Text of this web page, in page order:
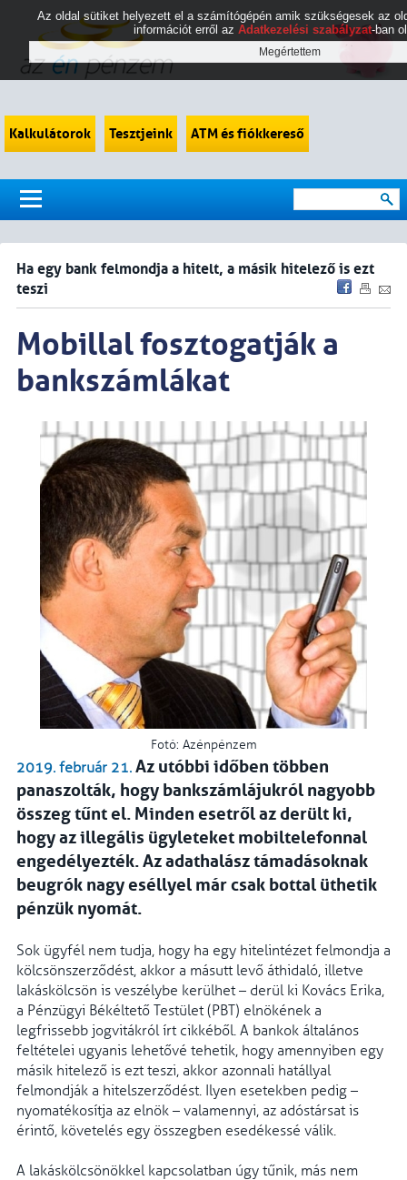
Kalkulátorok Tesztjeink ATM és fiókkereső
Ha egy bank felmondja a hitelt, a másik hitelező is ezt
teszi
Mobillal fosztogatják a
bankszámlákat
Fotó: Azénpénzem
2019. február 21. Az utóbbi időben többen
panaszolták, hogy bankszámlájukról nagyobb
összeg tűnt el. Minden esetről az derült ki,
hogy az illegális ügyleteket mobiltelefonnal
engedélyezték. Az adathalász támadásoknak
beugrók nagy eséllyel már csak bottal üthetik
pénzük nyomát.
Sok ügyfél nem tudja, hogy ha egy hitelintézet felmondja a
kölcsönszerződést, akkor a másutt levő áthidaló, illetve
lakáskölcsön is veszélybe kerülhet – derül ki Kovács Erika,
a Pénzügyi Békéltető Testület (PBT) elnökének a
legfrissebb jogvitákról írt cikkéből. A bankok általános
feltételei ugyanis lehetővé tehetik, hogy amennyiben egy
másik hitelező is ezt teszi, akkor azonnali hatállyal
felmondják a hitelszerződést. Ilyen esetekben pedig –
nyomatékosítja az elnök – valamennyi, az adóstársat is
érintő, követelés egy összegben esedékessé válik.
A lakáskölcsönökkel kapcsolatban úgy tűnik, más nem
Az oldal sütiket helyezett el a számítógépén amik szükségesek az
információt erről az Adatkezelési szabályzat-ban